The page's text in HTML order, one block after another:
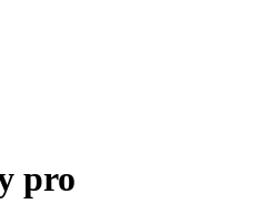
pro